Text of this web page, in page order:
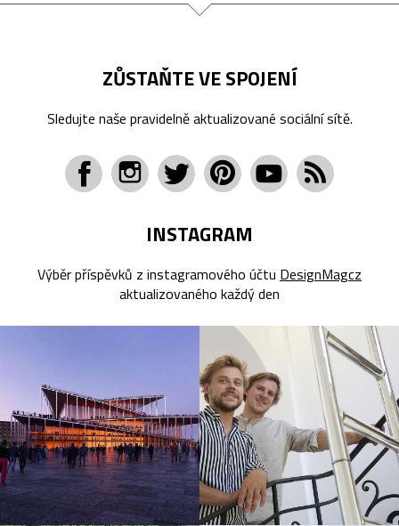
ZŮSTAŇTE VE SPOJENÍ
Sledujte naše pravidelně aktualizované sociální sítě.
INSTAGRAM
Výběr příspěvků z instagramového účtu DesignMagcz
aktualizovaného každý den